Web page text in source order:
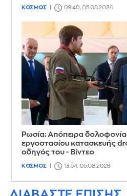
ΚΟΣΜΟΣ 09:40, 05.08.2026
Ρωσία: Απόπειρα
εργοστασίου κατασκευής
οδηγός του - Βίντεο
ΚΟΣΜΟΣ 13:54, 05.08.2026